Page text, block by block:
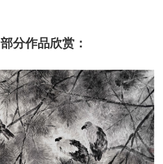
部分作品欣赏：